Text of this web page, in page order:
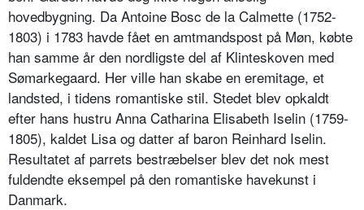
hovedbygning. Da Antoine Bosc de la Calmette (1752-
1803) i 1783 havde fået en amtmandspost på Møn, købte
han samme år den nordligste del af Klinteskoven med
Sømarkegaard. Her ville han skabe en eremitage, et
landsted, i tidens romantiske stil. Stedet blev opkaldt
efter hans hustru Anna Catharina Elisabeth Iselin (1759-
1805), kaldet Lisa og datter af baron Reinhard Iselin.
Resultatet af parrets bestræbelser blev det nok mest
fuldendte eksempel på den romantiske havekunst i
Danmark.